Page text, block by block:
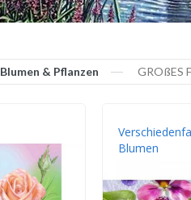
Blumen & Pflanzen GROßES
Blumen